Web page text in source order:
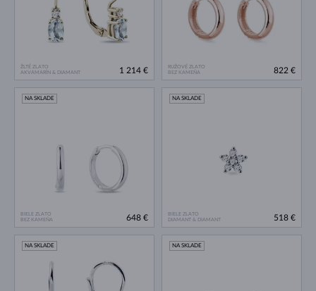
ŽLTÉ ZLATO
AKVAMARÍN & DIAMANT
1 214 €
RUŽOVÉ ZLATO
BEZ KAMEŇA
822 €
BIELE ZLATO
BEZ KAMEŇA
NA SKLADE
648 €
BIELE ZLATO
DIAMANT & DIAMANT
NA SKLADE
518 €
NA SKLADE NA SKLADE